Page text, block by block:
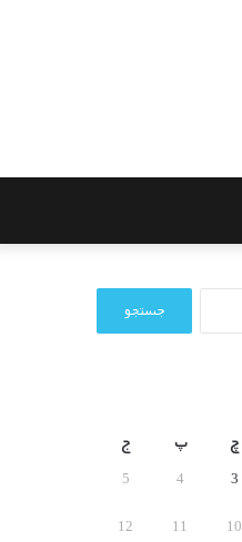
ج
چ پ
ج
3
4
5
10
11
12